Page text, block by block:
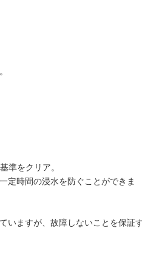
準をクリア。
定時間の浸水を防ぐことができま
いますが、故障しないことを保証